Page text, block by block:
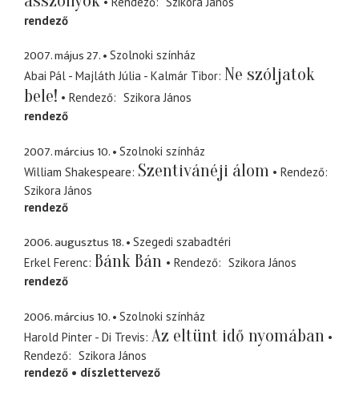
rendező
2007. május 27.
Szolnoki színház
Abai Pál - Majláth Júlia - Kalmár Tibor Ne szóljatok
bele!
Rendező
Szikora János
rendező
2007. március 10.
Szolnoki színház
William Shakespeare Szentivánéji álom
Rendező
Szikora János
rendező
2006. augusztus 18.
Szegedi szabadtéri
Erkel Ferenc Bánk Bán Rendező
Szikora János
rendező
2006. március 10.
Szolnoki színház
Harold Pinter - Di Trevis Az eltünt idő nyomában
Rendező
Szikora János
rendező
díszlettervező